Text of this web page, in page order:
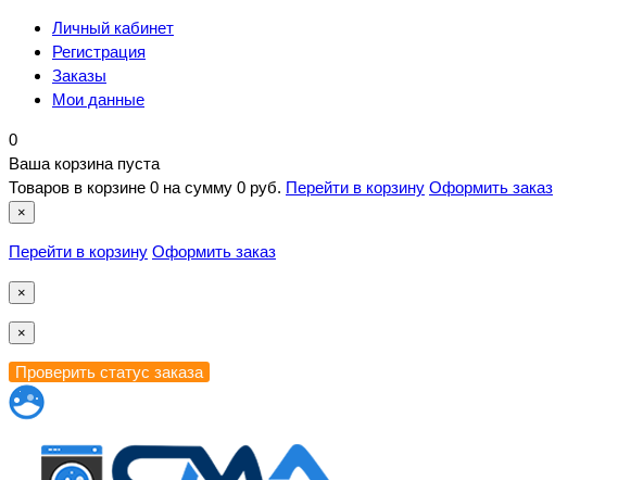
Личный кабинет
Регистрация
Заказы
Мои данные
0
Ваша корзина пуста
Товаров в корзине 0 на сумму 0 руб. Перейти в корзину Оформить заказ
×
Перейти в корзину Оформить заказ
×
×